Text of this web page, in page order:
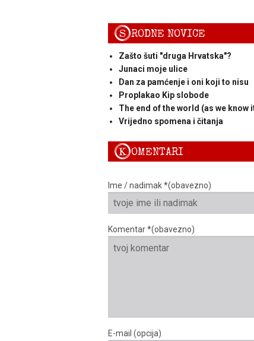
SRODNE NOVICE
Zašto šuti "druga Hrvatska"?
Junaci moje ulice
Dan za pamćenje i oni koji to nisu
Proplakao Kip slobode
The end of the world (as we know
Vrijedno spomena i čitanja
KOMENTARI
Ime / nadimak *(obavezno)
Komentar *(obavezno)
E-mail (opcija)